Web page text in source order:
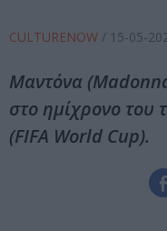
CULTURENOW / 15-05-
Μαντόνα
στο ημίχρονο του
(FIFA World Cup).